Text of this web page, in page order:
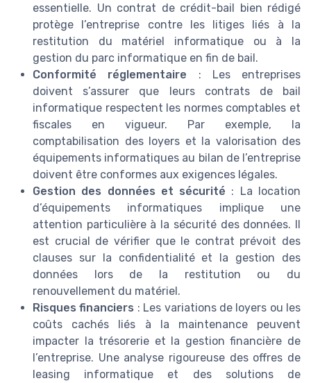
essentielle. Un contrat de crédit-bail bien rédigé
protège l’entreprise contre les litiges liés à la
restitution du matériel informatique ou à la
gestion du parc informatique en fin de bail.
Conformité réglementaire : Les entreprises
doivent s’assurer que leurs contrats de bail
informatique respectent les normes comptables et
fiscales en vigueur. Par exemple, la
comptabilisation des loyers et la valorisation des
équipements informatiques au bilan de l’entreprise
doivent être conformes aux exigences légales.
Gestion des données et sécurité : La location
d’équipements informatiques implique une
attention particulière à la sécurité des données. Il
est crucial de vérifier que le contrat prévoit des
clauses sur la confidentialité et la gestion des
données lors de la restitution ou du
renouvellement du matériel.
Risques financiers : Les variations de loyers ou les
coûts cachés liés à la maintenance peuvent
impacter la trésorerie et la gestion financière de
l’entreprise. Une analyse rigoureuse des offres de
leasing informatique et des solutions de